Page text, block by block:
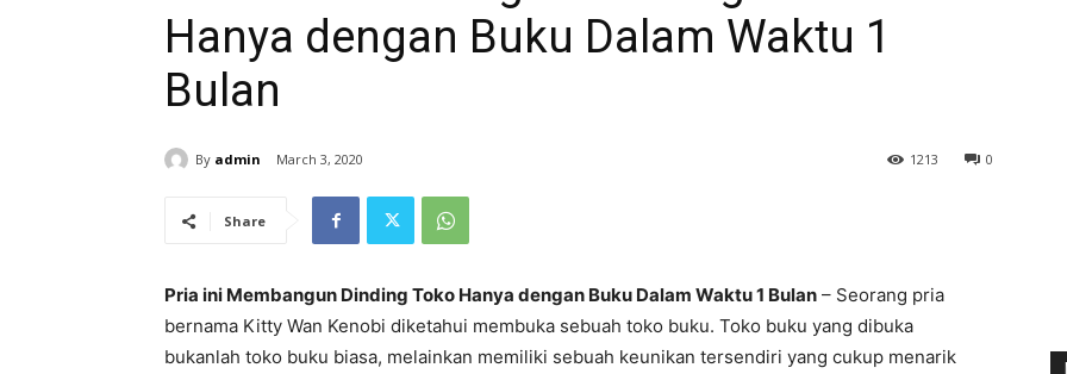
Hanya dengan Buku Dalam Waktu 1
Bulan
By admin March 3, 2020 0
1213
Share
Pria ini Membangun Dinding Toko Hanya dengan Buku Dalam Waktu 1 Bulan – Seorang pria
bernama Kitty Wan Kenobi diketahui membuka sebuah toko buku. Toko buku yang dibuka
bukanlah toko buku biasa, melainkan memiliki sebuah keunikan tersendiri yang cukup menarik